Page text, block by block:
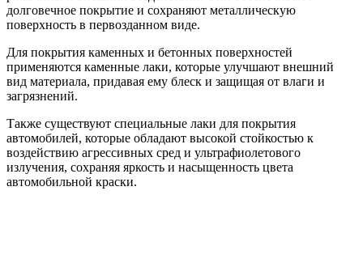
долговечное покрытие и сохраняют металлическую
поверхность в первозданном виде.
Для покрытия каменных и бетонных поверхностей
применяются каменные лаки, которые улучшают внешний
вид материала, придавая ему блеск и защищая от влаги и
загрязнений.
Также существуют специальные лаки для покрытия
автомобилей, которые обладают высокой стойкостью к
воздействию агрессивных сред и ультрафиолетового
излучения, сохраняя яркость и насыщенность цвета
автомобильной краски.